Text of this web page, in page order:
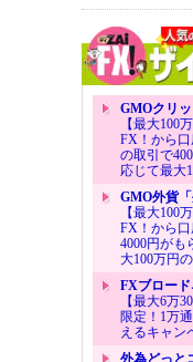
GMOクリ
【最大100
FX！から
の取引で
応じて最大
GMO外貨「
【最大100
FX！から
4000円がも
大100万円
FXブロード
【最大6万
限定！1万
えるキャン
外為どっと